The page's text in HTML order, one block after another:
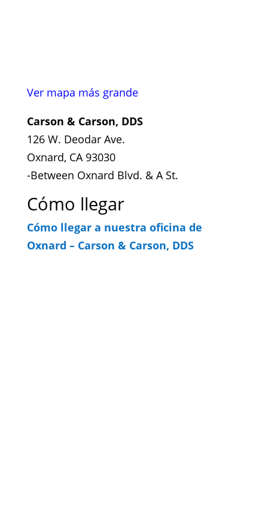
Ver mapa más grande
Carson & Carson, DDS
126 W. Deodar Ave.
Oxnard, CA 93030
-Between Oxnard Blvd. & A St.
Cómo llegar
Cómo llegar a nuestra oficina de
Oxnard – Carson & Carson, DDS